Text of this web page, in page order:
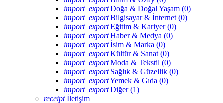
import_exportDoğa & Doğal Yaşam (0)
import_exportBilgisayar & İnternet (0)
import_exportEğitim & Kariyer (0)
import_exportHaber & Medya (0)
import_exportİsim & Marka (0)
import_exportKültür & Sanat (0)
import_exportModa & Tekstil (0)
import_exportSağlık & Güzellik (0)
import_exportYemek & Gıda (0)
import_exportDiğer (1)
receiptİletişim